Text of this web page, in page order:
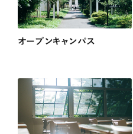
オープンキャンパス